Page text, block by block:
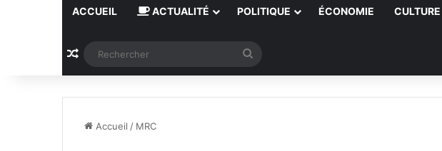
ACCUEIL ACTUALITÉ POLITIQUE ÉCONOMIE CULTURE
Article Aléatoire
Accueil / MRC